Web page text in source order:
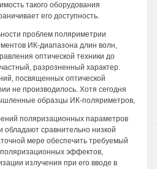
такого оборудования
его доступность.
проблем поляриметрии
ИК-диапазона длин волн,
оптической техники до
разрозненный характер.
посвященных оптической
не производилось. Хотя сегодня
образцы ИК-поляриметров,
поляризационных параметров
обладают сравнительно низкой
мере обеспечить требуемый
поляризационных эффектов,
излучения при его вводе в